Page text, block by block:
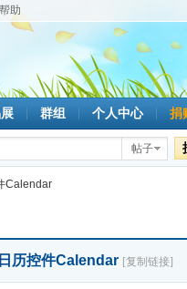
帮助
群组 个人中心 捐
帖子
Calendar
历控件Calendar [复制链接]